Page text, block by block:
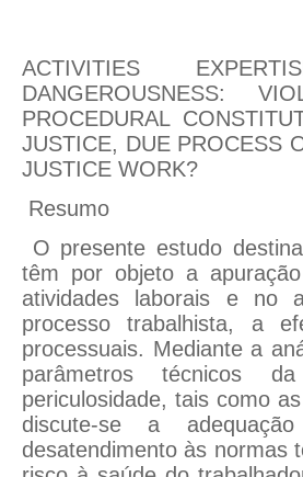
ACTIVITIES
DANGEROUSNESS:
PROCEDURAL
JUSTICE, DUE PROCESS
JUSTICE WORK?
Resumo
O presente estudo
têm por objeto a
atividades laborais e no
processo trabalhista, a
processuais. Mediante a
parâmetros técnicos
periculosidade, tais como
discute-se a
desatendimento às normas